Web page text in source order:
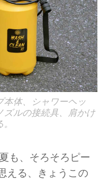
本体、シャワーヘッ
ズルの接続具、肩かけ
も、そろそろピー
える、きょうこの